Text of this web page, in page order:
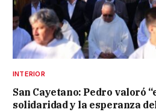
INTERIOR
San Cayetano: Pedro valoró
solidaridad y la esperanza